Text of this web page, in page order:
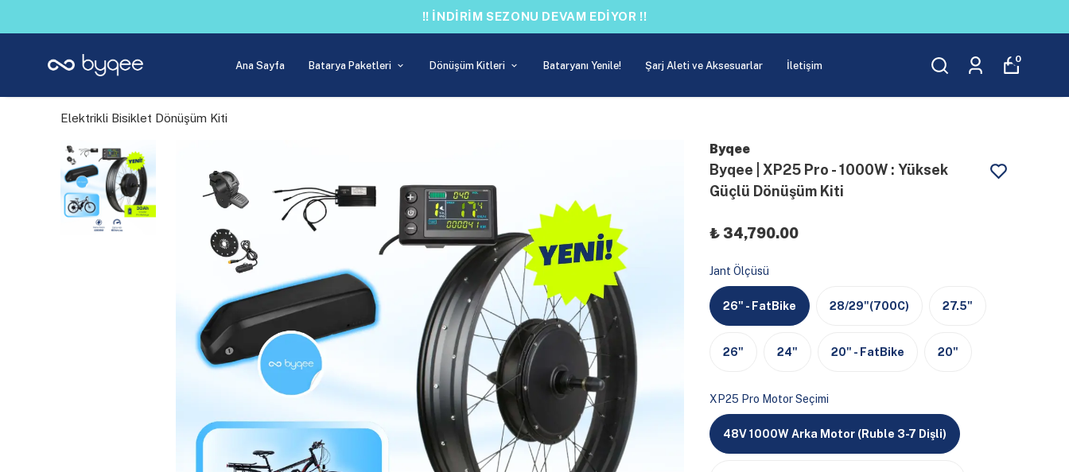
!! İNDİRİM SEZONU DEVAM EDİYOR !!
Ana Sayfa Batarya Paketleri Dönüşüm Kitleri Bataryanı Yenile! Şarj Aleti ve Aksesuarlar İletişim
0
Elektrikli Bisiklet Dönüşüm Kiti
Byqee
Byqee | XP25 Pro - 1000W : Yüksek
Güçlü Dönüşüm Kiti
₺ 34,790.00
Jant Ölçüsü
26" - FatBike 28/29"(700C) 27.5"
26" 24" 20" - FatBike 20"
XP25 Pro Motor Seçimi
48V 1000W Arka Motor (Ruble 3-7 Dişli)